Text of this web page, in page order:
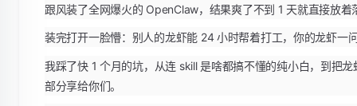
跟风装了全网爆火的 OpenClaw，结果爽了不到 1 天就直接放着
装完打开一脸懵：别人的龙虾能 24 小时帮着打工，你的龙虾一
我踩了快 1 个月的坑，从连 skill 是啥都搞不懂的纯小白，到把
部分享给你们。